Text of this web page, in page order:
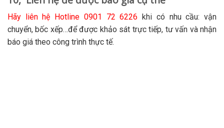
Hãy liên hệ Hotline 0901 72 6226 khi có nhu cầu: vận
chuyển, bốc xếp…để được khảo sát trực tiếp, tư vấn và nhận
báo giá theo công trình thực tế.